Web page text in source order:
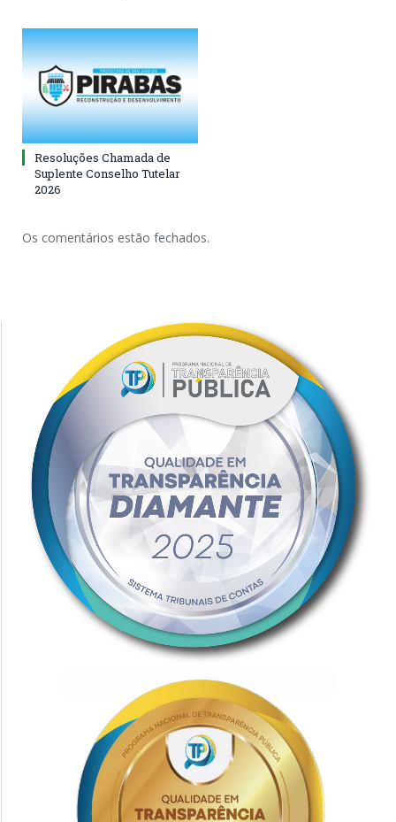
Resoluções Chamada de
Suplente Conselho Tutelar
2026
Os comentários estão fechados.